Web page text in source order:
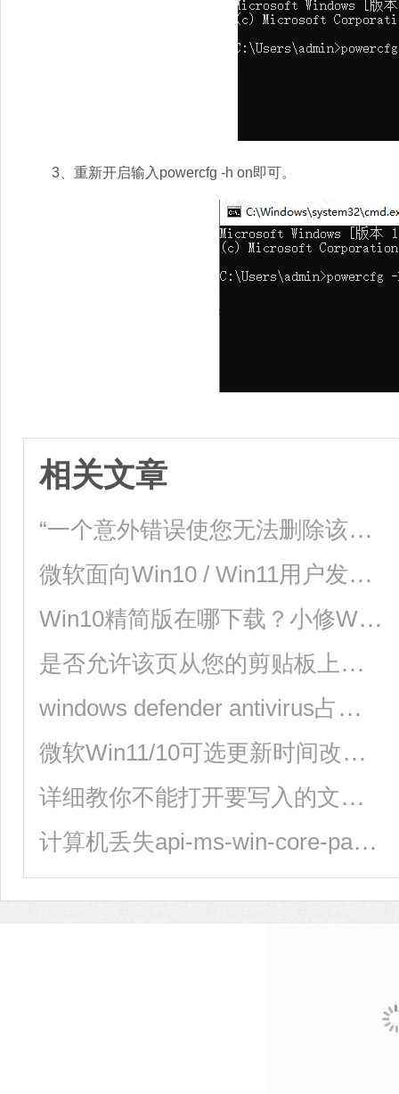
3、重新开启输入powercfg -h on即可。
相关文章
“一个意外错误使您无法删除该文件”如何解决？
微软面向Win10 / Win11用户发布KB5025175补丁更新，检测和缓解CPU漏洞
Win10精简版在哪下载？小修Win10精简版免费下载
是否允许该页从您的剪贴板上粘贴信息如何解决？
windows defender antivirus占用大量内存如何解决？
微软Win11/10可选更新时间改了！下个月起每月第四周推送
详细教你不能打开要写入的文件怎么办？
计算机丢失api-ms-win-core-path-l1-1-0.dll怎么解决？